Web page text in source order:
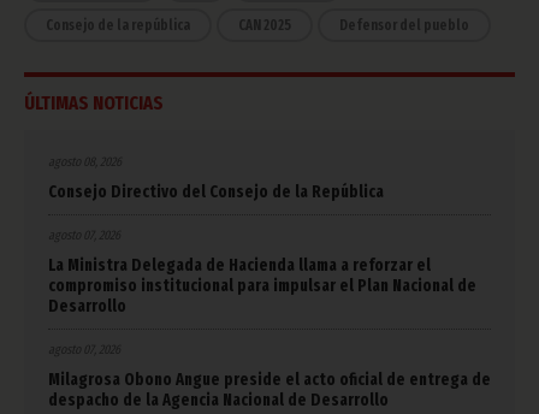
Consejo de la república CAN 2025 Defensor del pueblo
ÚLTIMAS NOTICIAS
agosto 08, 2026
Consejo Directivo del Consejo de la República
agosto 07, 2026
La Ministra Delegada de Hacienda llama a reforzar el
compromiso institucional para impulsar el Plan Nacional de
Desarrollo
agosto 07, 2026
Milagrosa Obono Angue preside el acto oficial de entrega de
despacho de la Agencia Nacional de Desarrollo